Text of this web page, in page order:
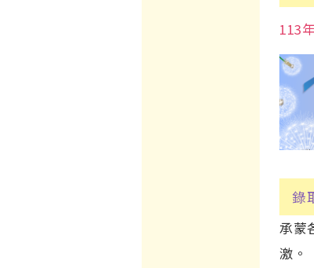
113
錄
承蒙
激。